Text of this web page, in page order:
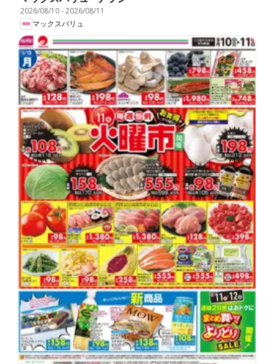
2026/08/10-2026/08/11
マックスバリュ